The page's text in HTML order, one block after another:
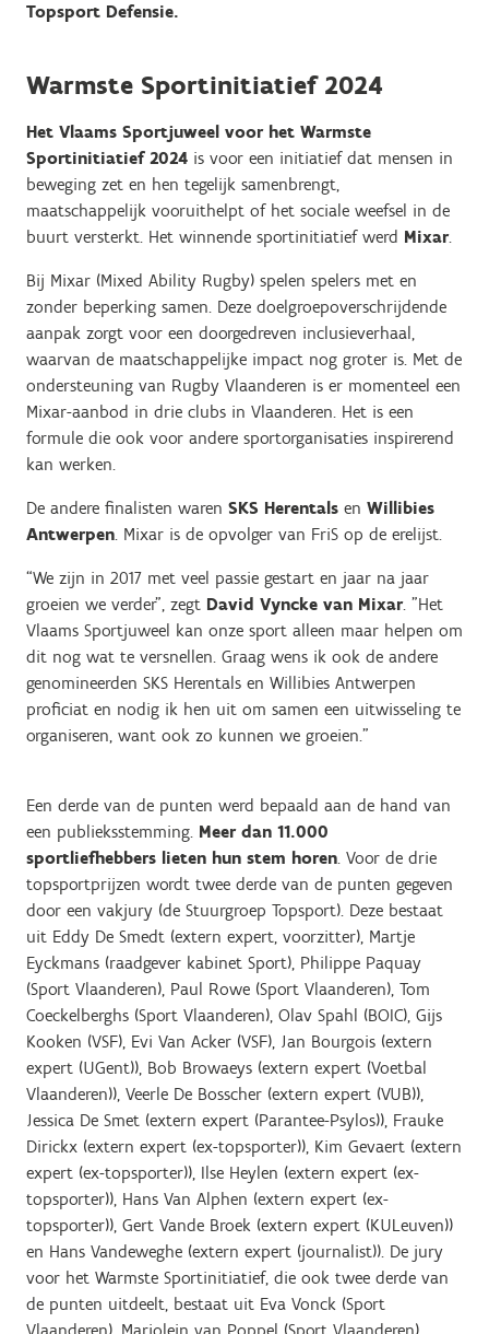
Topsport Defensie.
Warmste Sportinitiatief 2024
Het Vlaams Sportjuweel voor het Warmste
Sportinitiatief 2024 is voor een initiatief dat mensen in
beweging zet en hen tegelijk samenbrengt,
maatschappelijk vooruithelpt of het sociale weefsel in de
buurt versterkt. Het winnende sportinitiatief werd Mixar.
Bij Mixar (Mixed Ability Rugby) spelen spelers met en
zonder beperking samen. Deze doelgroepoverschrijdende
aanpak zorgt voor een doorgedreven inclusieverhaal,
waarvan de maatschappelijke impact nog groter is. Met de
ondersteuning van Rugby Vlaanderen is er momenteel een
Mixar-aanbod in drie clubs in Vlaanderen. Het is een
formule die ook voor andere sportorganisaties inspirerend
kan werken.
De andere finalisten waren SKS Herentals en Willibies
Antwerpen. Mixar is de opvolger van FriS op de erelijst.
“We zijn in 2017 met veel passie gestart en jaar na jaar
groeien we verder”, zegt David Vyncke van Mixar. "Het
Vlaams Sportjuweel kan onze sport alleen maar helpen om
dit nog wat te versnellen. Graag wens ik ook de andere
genomineerden SKS Herentals en Willibies Antwerpen
proficiat en nodig ik hen uit om samen een uitwisseling te
organiseren, want ook zo kunnen we groeien."
Een derde van de punten werd bepaald aan de hand van
een publieksstemming. Meer dan 11.000
sportliefhebbers lieten hun stem horen. Voor de drie
topsportprijzen wordt twee derde van de punten gegeven
door een vakjury (de Stuurgroep Topsport). Deze bestaat
uit Eddy De Smedt (extern expert, voorzitter), Martje
Eyckmans (raadgever kabinet Sport), Philippe Paquay
(Sport Vlaanderen), Paul Rowe (Sport Vlaanderen), Tom
Coeckelberghs (Sport Vlaanderen), Olav Spahl (BOIC), Gijs
Kooken (VSF), Evi Van Acker (VSF), Jan Bourgois (extern
expert (UGent)), Bob Browaeys (extern expert (Voetbal
Vlaanderen)), Veerle De Bosscher (extern expert (VUB)),
Jessica De Smet (extern expert (Parantee-Psylos)), Frauke
Dirickx (extern expert (ex-topsporter)), Kim Gevaert (extern
expert (ex-topsporter)), Ilse Heylen (extern expert (ex-
topsporter)), Hans Van Alphen (extern expert (ex-
topsporter)), Gert Vande Broek (extern expert (KULeuven))
en Hans Vandeweghe (extern expert (journalist)). De jury
voor het Warmste Sportinitiatief, die ook twee derde van
de punten uitdeelt, bestaat uit Eva Vonck (Sport